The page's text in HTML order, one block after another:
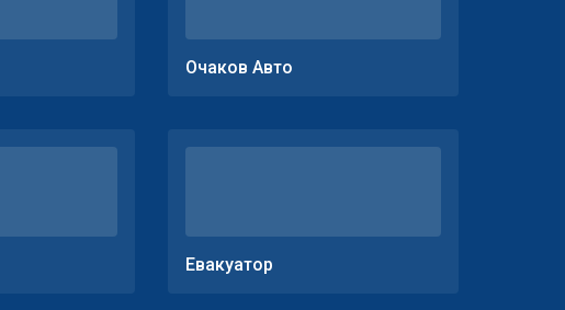
Очаков Авто
Евакуатор